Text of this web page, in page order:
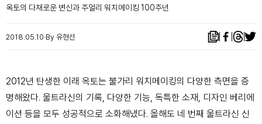
옥토의 다채로운 변신과 주얼리 워치메이킹 100주년
2018.05.10 By 유현선
2012년 탄생한 이래 옥토는 불가리 워치메이킹의 다양한 측면을 증
명해왔다. 울트라신의 기록, 다양한 기능, 독특한 소재, 디자인 베리에
이션 등을 모두 성공적으로 소화해냈다. 올해도 네 번째 울트라신 신